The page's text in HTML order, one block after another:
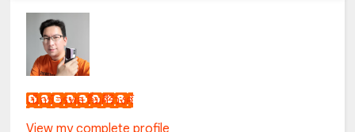
เน็กซ์ วรพล ลิ่มศิริวงศ์
View my complete profile